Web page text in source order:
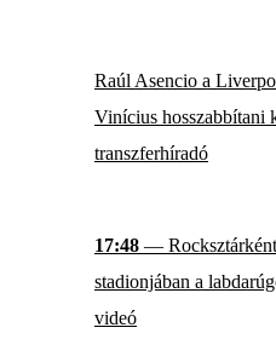
Raúl Asencio a
Vinícius hosszabbítani
transzferhíradó
17:48 —
stadionjában a
videó